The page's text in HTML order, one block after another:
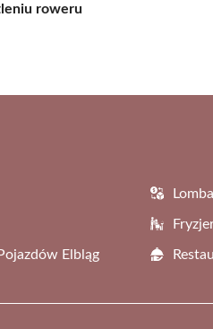
roweru
Elbląg